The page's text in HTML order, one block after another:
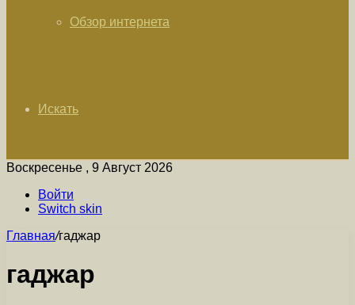
Обзор интернета
Искать
Воскресенье , 9 Август 2026
Войти
Switch skin
Главная/гаджар
гаджар